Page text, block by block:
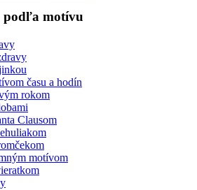
podľa motívu
času a hodín
rokom
Clausom
motívom